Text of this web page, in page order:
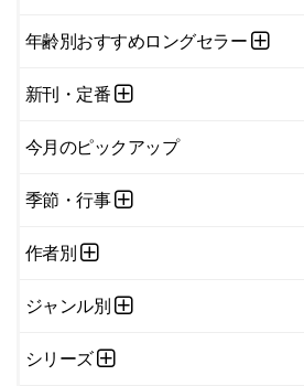
年齢別おすすめロングセラー
新刊・定番
今月のピックアップ
季節・行事
作者別
ジャンル別
シリーズ